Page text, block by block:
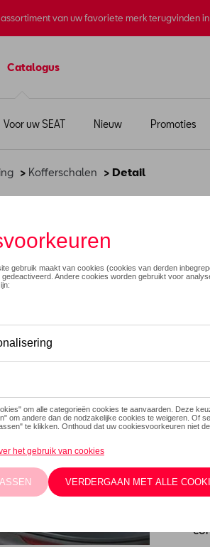
van uw favoriete merk terugvinden
Catalogus
Voor uw SEAT Nieuw Promoties
> Kofferschalen > Detail